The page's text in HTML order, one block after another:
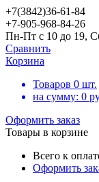
+7(3842)36-61-84
+7-905-968-84-26
Пн-Пт с 10 до 19,
Сравнить
Корзина
Товаров 0 шт.
на сумму: 0
Оформить заказ
Товары в корзине
Всего к
Оформить